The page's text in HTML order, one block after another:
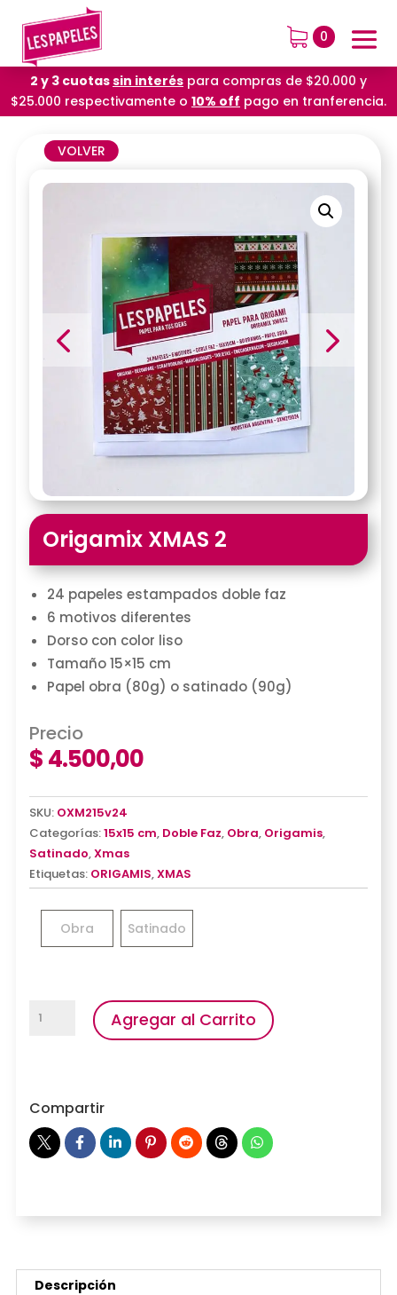
0
2 y 3 cuotassin interés para compras de $20.000 y
$25.000 respectivamente o 10% off pago en tranferencia.
Origamix XMAS 2
24 papeles estampados doble faz
6 motivos diferentes
Dorso con color liso
Tamaño 15×15 cm
Papel obra (80g) o satinado (90g)
Precio
$4.500,00
SKU: OXM215v24
Categorías:15x15 cm, Doble Faz, Obra, Origamis,
Satinado,Xmas
Etiquetas: ORIGAMIS,XMAS
Obra Satinado
Origamix
Agregar al Carrito
Compartir
VOLVER
Descripción